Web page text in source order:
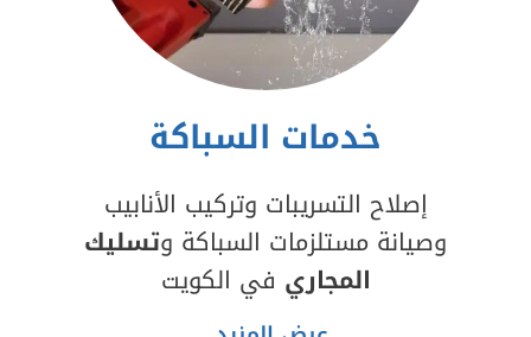
خدمات السباكة
إصلاح التسريبات وتركيب الأنابيب
وصيانة مستلزمات السباكة وتسليك
المجاري في الكويت